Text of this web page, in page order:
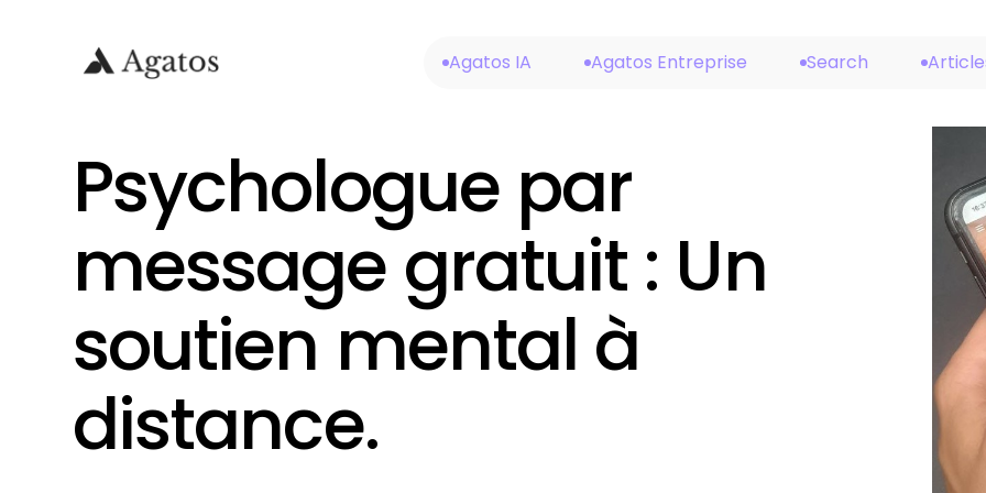
Agatos IA Agatos Entreprise Search
Psychologue par
message gratuit : Un
soutien mental à
distance.